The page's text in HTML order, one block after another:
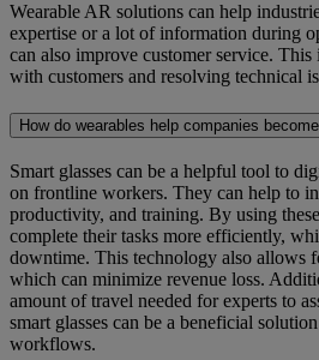
Wearable AR solutions can help
expertise or a lot of information during
can also improve customer service.
with customers and resolving technical
How do wearables help companies
Smart glasses can be a helpful tool to
on frontline workers. They can help to
productivity, and training. By using
complete their tasks more efficiently,
downtime. This technology also allows
which can minimize revenue loss.
amount of travel needed for experts to
smart glasses can be a beneficial
workflows.